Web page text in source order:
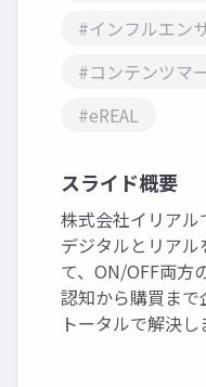
#インフルエン
#コンテンツマ
#eREAL
スライド概要
株式会社イリアル
デジタルとリア
て、ON/OFF両方
認知から購買まで
トータルで解決し